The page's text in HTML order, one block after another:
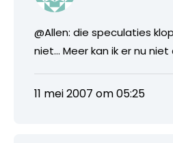
@Allen: die speculaties
niet… Meer kan ik er nu
11 mei 2007 om 05:25